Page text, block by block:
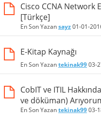
Cisco CCNA Network
[Türkçe]
En Son Yazansayz01-01-
E-Kitap Kaynağı
En Son Yazantekinak9903-
CobIT ve ITIL
ve döküman)
En Son Yazantekinak9903-